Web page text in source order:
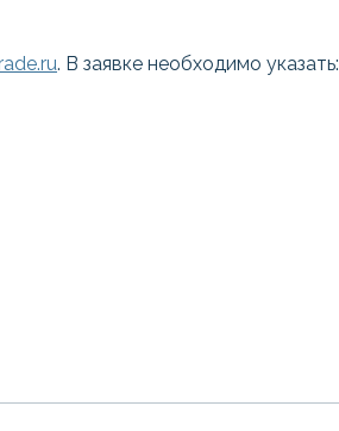
. В заявке необходимо указать: